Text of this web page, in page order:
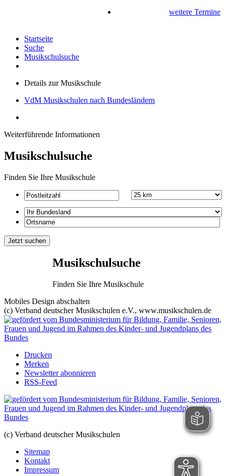
weitere Termine
Startseite
Suche
Musikschulsuche
Details zur Musikschule
VdM Musikschulen nach Bundesländern
Weiterführende Informationen
Musikschulsuche
Finden Sie Ihre Musikschule
Musikschulsuche
Finden Sie Ihre Musikschule
Mobiles Design abschalten
(c) Verband deutscher Musikschulen e.V., www.musikschulen.de
Drucken
Merken
Newsletter abonnieren
RSS-Feed
(c) Verband deutscher Musikschulen
Sitemap
Kontakt
Impressum